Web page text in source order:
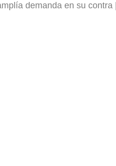
demanda en su contra